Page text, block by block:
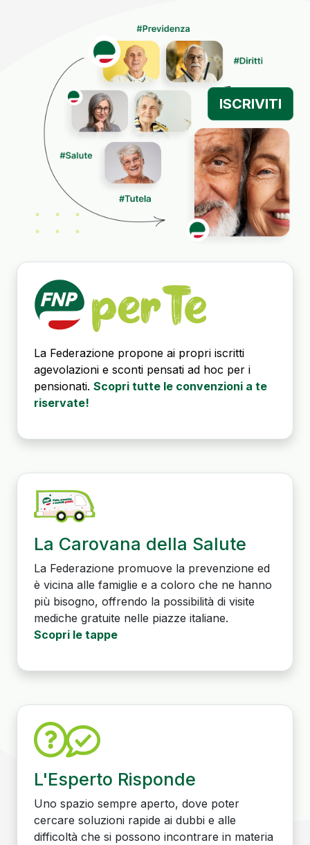
ISCRIVITI
La Federazione propone ai propri iscritti
agevolazioni e sconti pensati ad hoc per i
pensionati. Scopri tutte le convenzioni a te
riservate!
La Carovana della Salute
La Federazione promuove la prevenzione ed
è vicina alle famiglie e a coloro che ne hanno
più bisogno, offrendo la possibilità di visite
mediche gratuite nelle piazze italiane.
Scopri le tappe
L'Esperto Risponde
Uno spazio sempre aperto, dove poter
cercare soluzioni rapide ai dubbi e alle
difficoltà che si possono incontrare in materia